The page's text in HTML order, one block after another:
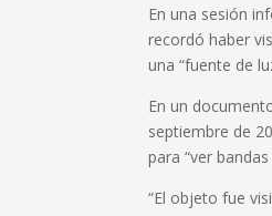
En una sesión
recordó haber
una “fuente de
En un
septiembre de
para “ver
“El objeto fue